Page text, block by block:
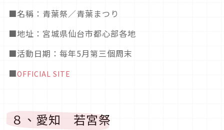
■名稱：青葉祭／青葉まつり
■地址：宮城県仙台市都心部各地
■活動日期 ：每年5月第三個周末
■OFFICIAL SITE
８、愛知 若宮祭